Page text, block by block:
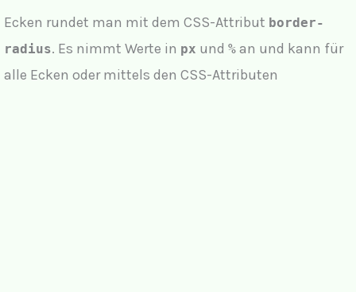
Ecken rundet man mit dem CSS-Attribut border-
radius. Es nimmt Werte in px und % an und kann für
alle Ecken oder mittels den CSS-Attributen